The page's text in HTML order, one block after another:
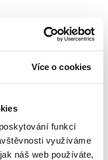
Více o cookies
funkcí
využíváme
náš web používáte,
a pomůžeme